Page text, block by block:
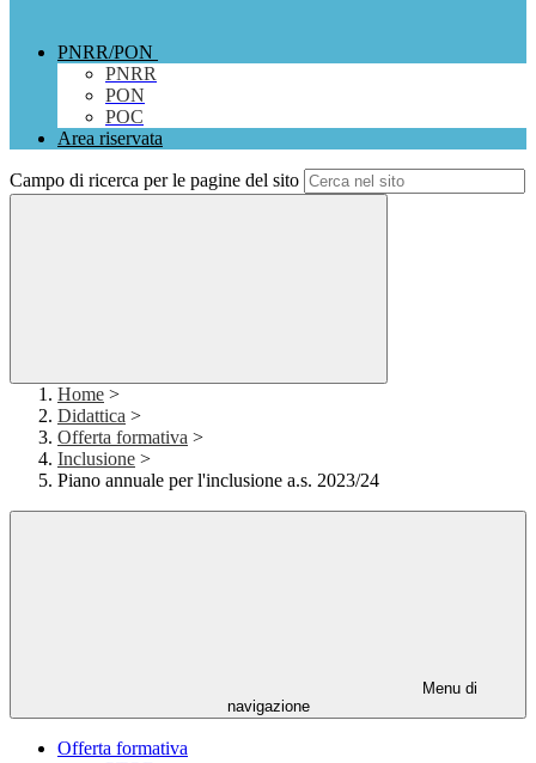
PNRR/PON
PNRR
PON
POC
Area riservata
Campo di ricerca per le pagine del sito
Home >
Didattica >
Offerta formativa >
Inclusione >
Piano annuale per l'inclusione a.s. 2023/24
Menu di
navigazione
Offerta formativa